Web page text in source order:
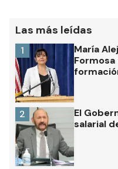
Las más leídas
María
1
El
salarial
2